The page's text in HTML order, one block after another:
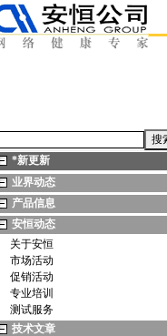
*新更新
业界动态
产品信息
安恒动态
关于安恒
市场活动
促销活动
专业培训
测试服务
技术文章